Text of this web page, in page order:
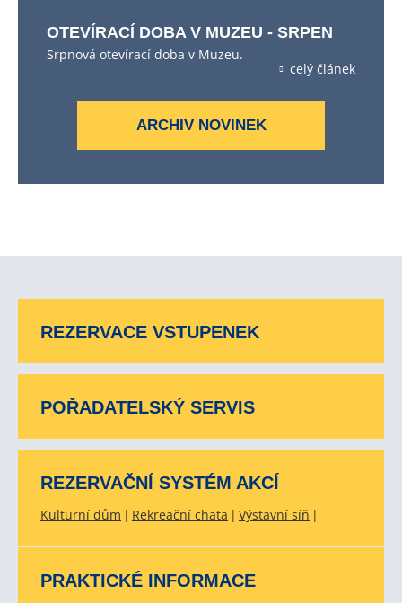
OTEVÍRACÍ DOBA V MUZEU - SRPEN
Srpnová otevírací doba v Muzeu.
celý článek
ARCHIV NOVINEK
REZERVACE VSTUPENEK
POŘADATELSKÝ SERVIS
REZERVAČNÍ SYSTÉM AKCÍ
Kulturní dům Rekreační chata Výstavní síň
PRAKTICKÉ INFORMACE